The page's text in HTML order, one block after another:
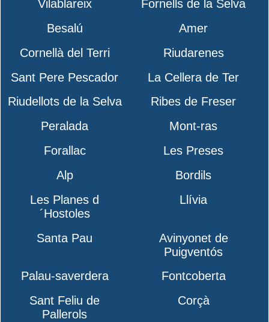
Vilablareix
Fornells de la Selva
Besalú
Amer
Cornellà del Terri
Riudarenes
Sant Pere Pescador
La Cellera de Ter
Riudellots de la Selva
Ribes de Freser
Peralada
Mont-ras
Forallac
Les Preses
Alp
Bordils
Les Planes d
´Hostoles
Llívia
Santa Pau
Avinyonet de
Puigventós
Palau-saverdera
Fontcoberta
Sant Feliu de
Pallerols
Corçà